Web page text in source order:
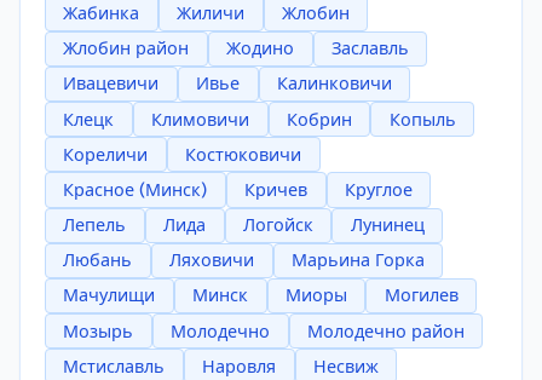
Жабинка
Жиличи
Жлобин
Жлобин район
Жодино
Заславль
Ивацевичи
Ивье
Калинковичи
Клецк
Климовичи Кобрин
Копыль
Кореличи
Костюковичи
Красное (Минск)
Кричев
Круглое
Лепель
Лида Логойск
Лунинец
Любань
Ляховичи
Марьина Горка
Мачулищи
Минск Миоры
Могилев
Мозырь
Молодечно
Молодечно район
Мстиславль
Наровля
Несвиж